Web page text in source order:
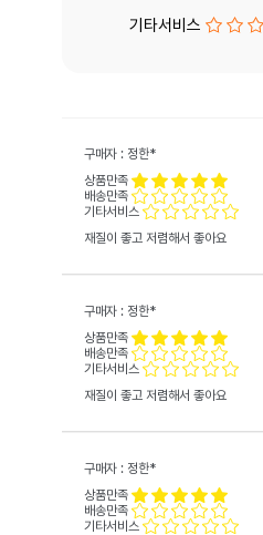
기타서비스
구매자 : 정한*
상품만족
배송만족
기타서비스
재질이 좋고 저렴해서 좋아요
구매자 : 정한*
상품만족
배송만족
기타서비스
재질이 좋고 저렴해서 좋아요
구매자 : 정한*
상품만족
배송만족
기타서비스